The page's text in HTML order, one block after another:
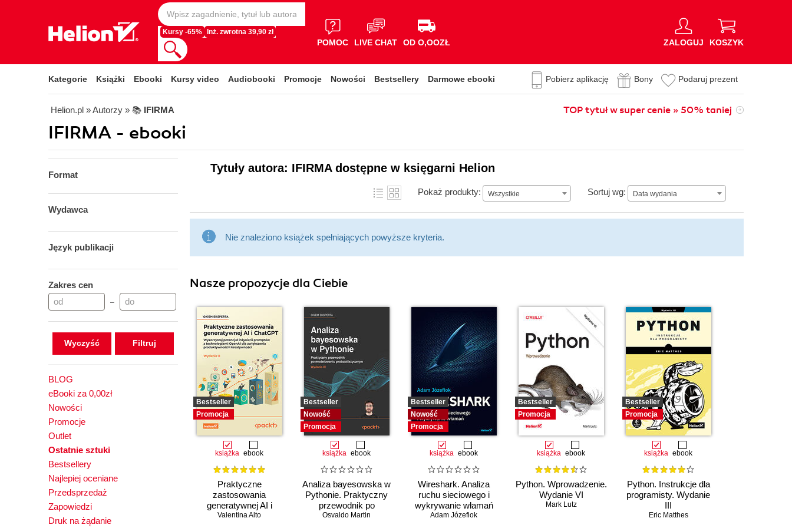
Kursy -65% Inż. zwrotna 39,90 zł
POMOC LIVE CHAT OD O,OOZŁ ZALOGUJ KOSZYK
Kategorie Książki Ebooki Kursy video Audiobooki Promocje Nowości Bestsellery Darmowe ebooki Pobierz aplikację Bony Podaruj prezent
Helion.pl » Autorzy » 📚 IFIRMA TOP tytuł w super cenie » 50% taniej
IFIRMA - ebooki
Format
Wydawca
Język publikacji
Zakres cen
–
Wyczyść
BLOG
eBooki za 0,00zł
Nowości
Promocje
Outlet
Ostatnie sztuki
Bestsellery
Najlepiej oceniane
Przedsprzedaż
Zapowiedzi
Druk na żądanie
Tytuły autora: IFIRMA dostępne w księgarni Helion
Pokaż produkty: Wszystkie Sortuj wg: Data wydania
Data wydania
Nie znaleziono książek spełniających powyższe kryteria.
Nasze propozycje dla Ciebie
Bestseller
Promocja
książka ebook
Praktyczne
zastosowania
generatywnej AI i
ChatGPT. Wykorzystaj
Valentina Alto
Bestseller
Nowość
Promocja
książka ebook
Analiza bayesowska w
Pythonie. Praktyczny
przewodnik po
modelowaniu
Osvaldo Martin
Bestseller
Nowość
Promocja
książka ebook
Wireshark. Analiza
ruchu sieciowego i
wykrywanie włamań
Adam Józefiok
Bestseller
Promocja
książka ebook
Python. Wprowadzenie.
Wydanie VI
Mark Lutz
Bestseller
Promocja
książka ebook
Python. Instrukcje dla
programisty. Wydanie
III
Eric Matthes